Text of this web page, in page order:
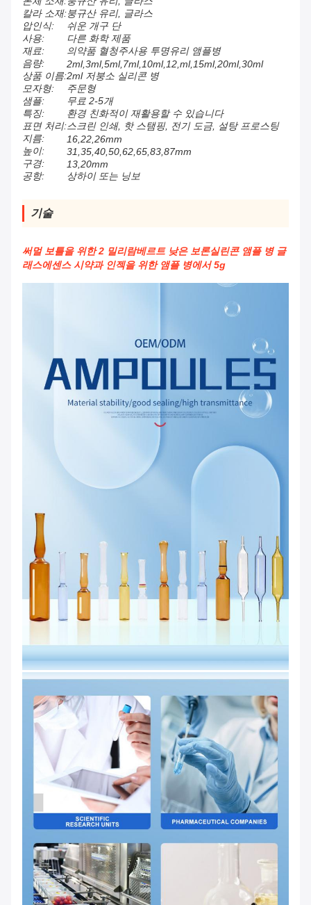
칼라 소재:붕규산 유리, 글라스
압인식:
쉬운 개구 단
사용:
다른 화학 제품
재료:
의약품 혈청주사용 투명유리 앰플병
음량:
2ml,3ml,5ml,7ml,10ml,12,ml,15ml,20ml,30ml
상품 이름:2ml 저붕소 실리콘 병
모자형:
주문형
샘플:
무료 2-5개
특징:
환경 친화적이 재활용할 수 있습니다
표면 처리:스크린 인쇄, 핫 스탬핑, 전기 도금, 설탕 프로스팅
지름:
16,22,26mm
높이:
31,35,40,50,62,65,83,87mm
구경:
13,20mm
공항:
상하이 또는 닝보
기술
써멀 보틀을 위한 2 밀리람베르트 낮은 보론실린콘 앰플 병 글
래스에센스 시약과 인젝을 위한 앰플 병에서 5g